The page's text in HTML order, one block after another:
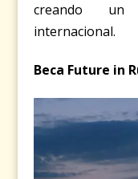
creando un
internacional.
Beca Future in